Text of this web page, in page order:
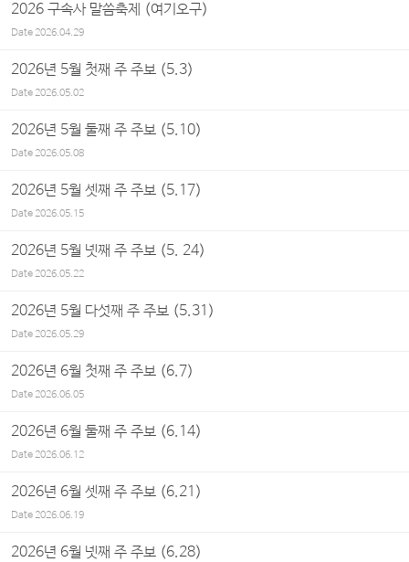
2026 구속사 말씀축제 (여기오구)
Date2026.04.29
2026년 5월 첫째 주 주보 (5.3)
Date2026.05.02
2026년 5월 둘째 주 주보 (5.10)
Date2026.05.08
2026년 5월 셋째 주 주보 (5.17)
Date2026.05.15
2026년 5월 넷째 주 주보 (5. 24)
Date2026.05.22
2026년 5월 다섯째 주 주보 (5.31)
Date2026.05.29
2026년 6월 첫째 주 주보 (6.7)
Date2026.06.05
2026년 6월 둘째 주 주보 (6.14)
Date2026.06.12
2026년 6월 셋째 주 주보 (6.21)
Date2026.06.19
2026년 6월 넷째 주 주보 (6.28)